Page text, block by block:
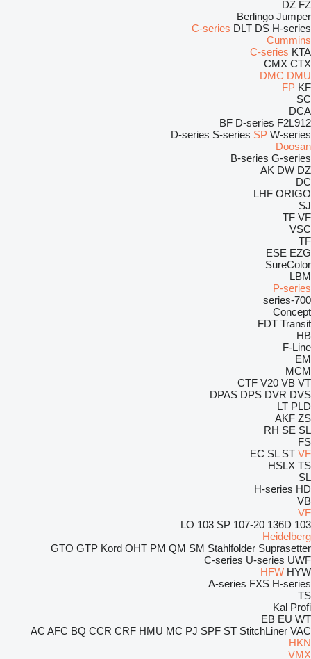
DZ FZ
Berlingo Jumper
C-series DLT DS H-series
Cummins
C-series KTA
CMX CTX
DMC DMU
FP KF
SC
DCA
BF D-series F2L912
D-series S-series SP W-series
Doosan
B-series G-series
AK DW DZ
DC
LHF ORIGO
SJ
TF VF
VSC
TF
ESE EZG
SureColor
LBM
P-series
700-series
Concept
FDT Transit
HB
F-Line
EM
MCM
CTF V20 VB VT
DPAS DPS DVR DVS
LT PLD
AKF ZS
RH SE SL
FS
EC SL ST VF
HSLX TS
SL
H-series HD
VB
VF
103 LO
103 SP 107-20 136D
Heidelberg
GTO GTP Kord OHT PM QM SM Stahlfolder Suprasetter
C-series U-series UWF
HFW HYW
A-series FXS H-series
TS
Kal Profi
EB EU WT
AC AFC BQ CCR CRF HMU MC PJ SPF ST StitchLiner VAC
HKN
VMX